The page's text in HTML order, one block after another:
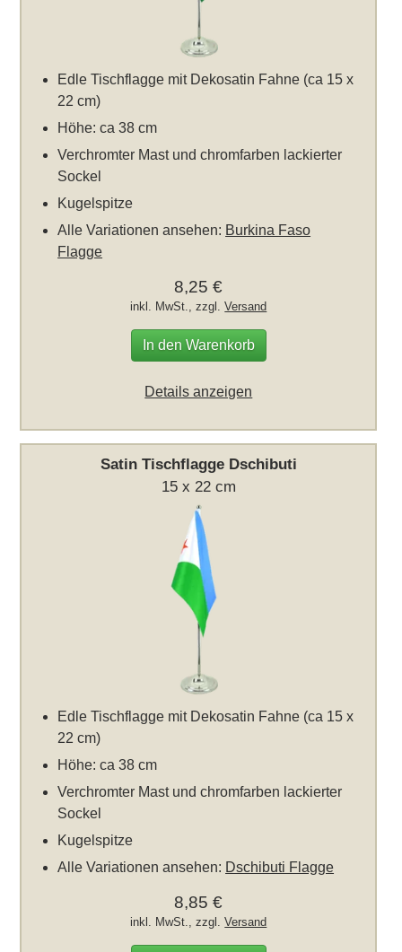
Edle Tischflagge mit Dekosatin Fahne (ca 15 x
22 cm)
Höhe: ca 38 cm
Verchromter Mast und chromfarben lackierter
Sockel
Kugelspitze
Alle Variationen ansehen: Burkina Faso
Flagge
8,25 €
inkl. MwSt., zzgl.Versand
In den Warenkorb
Details anzeigen
Satin Tischflagge Dschibuti
15 x 22 cm
Edle Tischflagge mit Dekosatin Fahne (ca 15 x
22 cm)
Höhe: ca 38 cm
Verchromter Mast und chromfarben lackierter
Sockel
Kugelspitze
Alle Variationen ansehen: Dschibuti Flagge
8,85 €
inkl. MwSt., zzgl.Versand